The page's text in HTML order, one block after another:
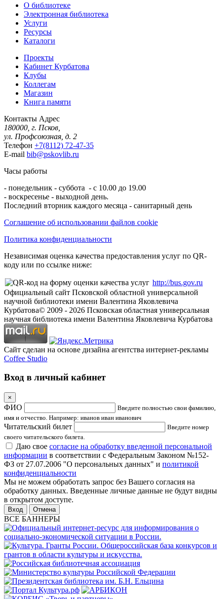
О библиотеке
Электронная библиотека
Услуги
Ресурсы
Каталоги
Проекты
Кабинет Курбатова
Клубы
Коллегам
Магазин
Книга памяти
Контакты Адрес
180000, г. Псков,
ул. Профсоюзная, д. 2
Телефон +7(8112) 72-47-35
E-mail bib@pskovlib.ru
Часы работы
- понедельник - суббота - с 10.00 до 19.00
- воскресенье - выходной день.
Последний вторник каждого месяца - санитарный день
Соглашение об использовании файлов cookie
Политика конфиденциальности
Независимая оценка качества предоставления услуг по QR-
коду или по ссылке ниже:
http://bus.gov.ru
Официальный сайт Псковской областной универсальной
научной библиотеки имени Валентина Яковлевича
Курбатова© 2009 - 2026 Псковская областная универсальная
научная библиотека имени Валентина Яковлевича Курбатова
Сайт сделан на основе дизайна агентства интернет-рекламы
Coffee Studio
Вход в личный кабинет
×
ФИО
Введите полностью свои фамилию,
имя и отчество. Например: иванов иван иванович
Читательский билет
Введите номер
своего читательского билета.
Даю свое согласие на обработку введенной персональной
информации в соответствии с Федеральным Законом №152-
ФЗ от 27.07.2006 "О персональных данных" и политикой
конфиденциальности
Мы не можем обработать запрос без Вашего согласия на
обработку данных. Введенные личные данные не будут видны
в открытом доступе.
Отмена
ВСЕ БАННЕРЫ